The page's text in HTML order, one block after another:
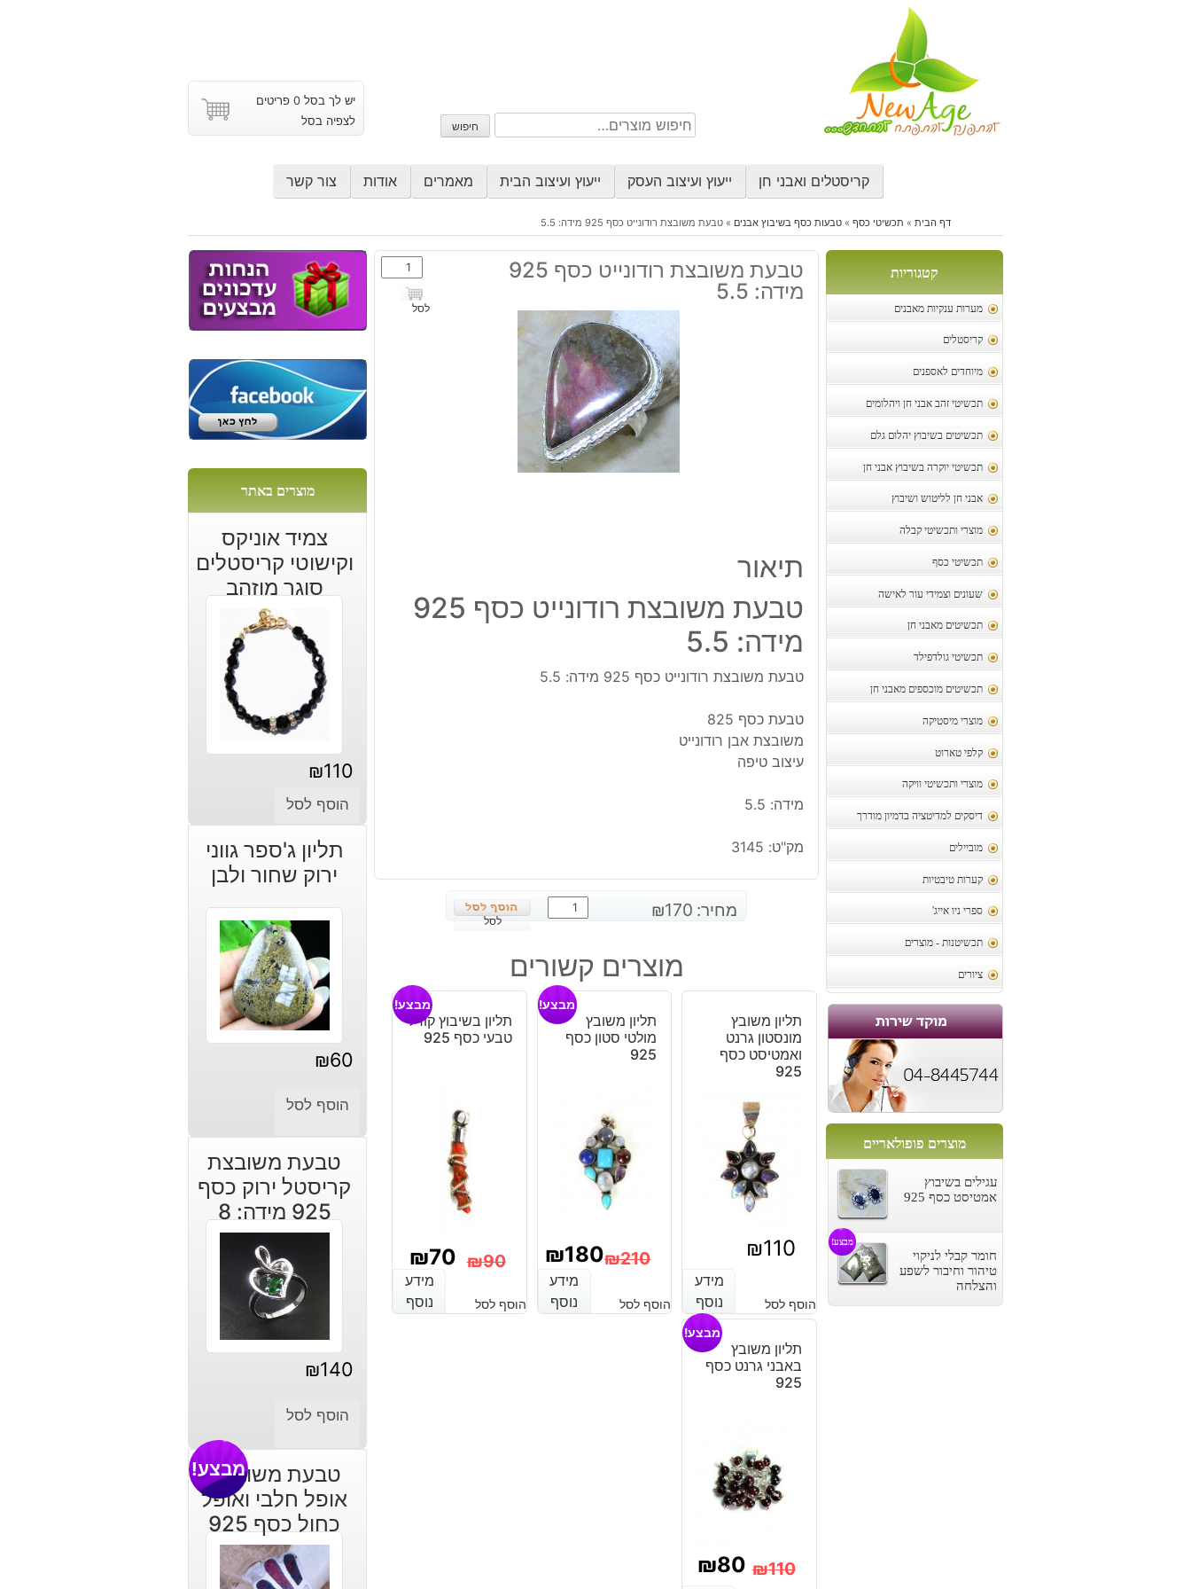
חיפוש
עבור:
חיפוש
יש לך בסל 0 פריטים
לצפיה בסל
קריסטלים ואבני חן ייעוץ ועיצוב העסק ייעוץ ועיצוב הבית מאמרים אודות צור קשר
דף הבית » תכשיטי כסף »טבעות כסף בשיבוץ אבנים »טבעת משובצת רודונייט כסף 925 מידה: 5.5
קטגוריות
מערות ענקיות מאבנים
קריסטלים
מיוחדים לאספנים
תכשיטי זהב אבני חן ויהלומים
תכשיטים בשיבוץ יהלום גלם
תכשיטי יוקרה בשיבוץ אבני חן
אבני חן לליטוש ושיבוץ
מוצרי ותכשיטי קבלה
תכשיטי כסף
שעונים וצמידי עור לאישה
תכשיטים מאבני חן
תכשיטי גולדפילד
תכשיטים מוכספים מאבני חן
מוצרי מיסטיקה
קלפי טארוט
מוצרי ותכשיטי וויקה
דיסקים למדיטציה בדמיון מודרך
מוביילים
קערות טיבטיות
ספרי ניו אייג'
תכשיטנות - מוצרים
ציורים
מוצרים פופולאריים
עגילים בשיבוץ
אמטיסט כסף 925
חומר קבלי לניקוי
טיהור וחיבור לשפע
והצלחה
מבצע!
טבעת משובצת רודונייט כסף 925
מידה: 5.5
כמות
של
טבעת
לסל
תיאור
טבעת משובצת רודונייט כסף 925
מידה: 5.5
טבעת משובצת רודונייט כסף 925 מידה: 5.5
טבעת כסף 825
משובצת אבן רודונייט
עיצוב טיפה
מידה: 5.5
מק"ט: 3145
מחיר: ₪170
כמות
של
משובצת
רודונייט
כסף
925
מידה:
לסל
מוצרים קשורים
תליון משובץ
מונסטון גרנט
ואמטיסט כסף
925
₪110
מידע
נוסף
הוסף לסל
מידע
נוסף
תליון משובץ
מולטי סטון כסף
925
מבצע!
₪210
המקורי
₪180
הנוכחי
מידע
נוסף
הוסף לסל
מידע
נוסף
תליון בשיבוץ קורל
טבעי כסף 925
מבצע!
₪90
המקורי
₪70
הנוכחי
מידע
נוסף
הוסף לסל
מידע
נוסף
תליון משובץ
באבני גרנט כסף
925
מבצע!
₪110
₪80
מוצרים באתר
צמיד אוניקס
וקישוטי קריסטלים
סוגר מוזהב
₪110
הוסף לסל
תליון ג'ספר גווני
ירוק שחור ולבן
₪60
הוסף לסל
טבעת משובצת
קריסטל ירוק כסף
925 מידה: 8
₪140
הוסף לסל
טבעת משובצת
אופל חלבי ואופל
כחול כסף 925
מבצע!